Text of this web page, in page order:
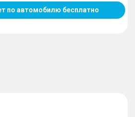
по автомобилю бесплатно